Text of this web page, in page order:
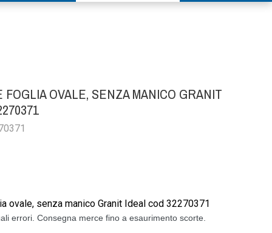
FOGLIA OVALE, SENZA MANICO GRANIT
ovale, senza manico Granit Ideal cod 32270371
errori. Consegna merce fino a esaurimento scorte.